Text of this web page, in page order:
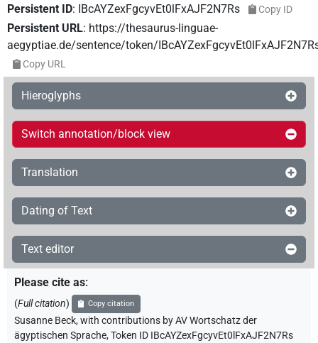
Persistent ID: IBcAYZexFgcyvEt0lFxAJF2N7Rs Copy ID
Persistent URL: https://thesaurus-linguae-
aegyptiae.de/sentence/token/
Copy URL
Hieroglyphs
Switch annotation/block view
Translation
Dating of Text
Text editor
Please cite as:
(Full citation) Copy citation
Susanne Beck,with contributions byAV Wortschatz der
ägyptischen Sprache,Token ID IBcAYZexFgcyvEt0lFxAJF2N7Rs